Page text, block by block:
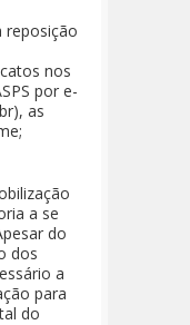
reposição
nos
por e-
as
a se
do
dos
a
para
do